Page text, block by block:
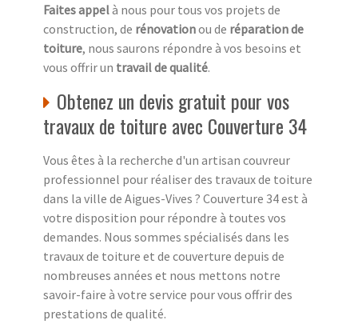
Faites appelà nous pour tous vos projets de
construction, de rénovationou de réparation de
toiture, nous saurons répondre à vos besoins et
vous offrir un travail de qualité.
Obtenez un devis gratuit pour vos
travaux de toiture avec Couverture 34
Vous êtes à la recherche d'un artisan couvreur
professionnel pour réaliser des travaux de toiture
dans la ville de Aigues-Vives ? Couverture 34 est à
votre disposition pour répondre à toutes vos
demandes. Nous sommes spécialisés dans les
travaux de toiture et de couverture depuis de
nombreuses années et nous mettons notre
savoir-faire à votre service pour vous offrir des
prestations de qualité.